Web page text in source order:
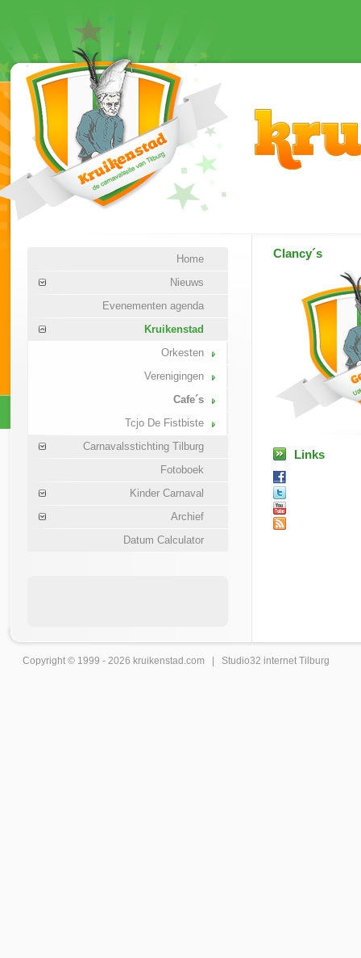
Home
Nieuws
Evenementen agenda
Kruikenstad
Orkesten
Verenigingen
Cafe´s
Tcjo De Fistbiste
Carnavalsstichting Tilburg
Fotoboek
Kinder Carnaval
Archief
Datum Calculator
Clancy´s
Links
Copyright © 1999 - 2026 kruikenstad .com | Studio32 internet Tilburg